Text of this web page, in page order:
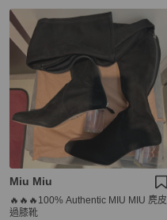
Miu Miu
🔥🔥🔥100% Authentic MIU MIU 麂皮
過膝靴